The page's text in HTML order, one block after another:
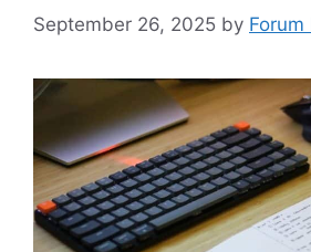
September 26, 2025 by Forum